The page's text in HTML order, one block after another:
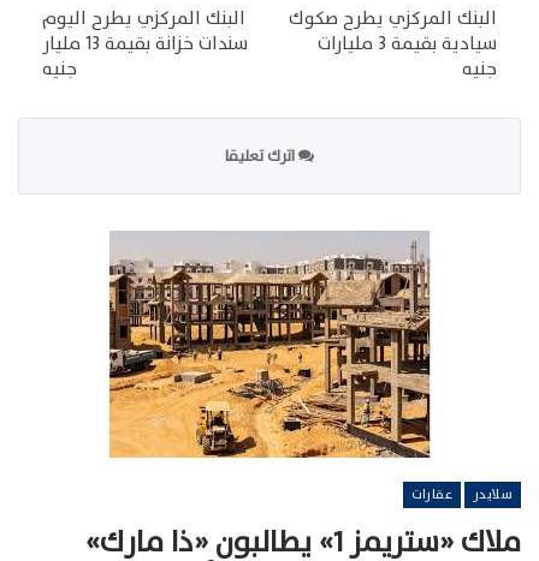
البنك المركزي يطرح صكوك
سيادية بقيمة 3 مليارات
جنيه
البنك المركزي يطرح اليوم
سندات خزانة بقيمة 13 مليار
جنيه
اترك تعليقا
سلايدر عقارات
ملاك «ستريمز 1» يطالبون «ذا مارك»